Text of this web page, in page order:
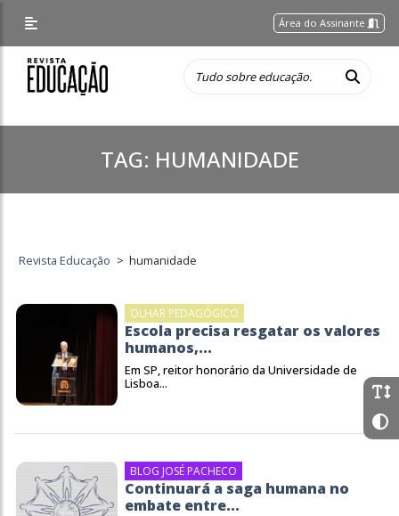
Área do Assinante
TAG: HUMANIDADE
Revista Educação > humanidade
OLHAR PEDAGÓGICO
Escola precisa resgatar os valores
humanos,...
Em SP, reitor honorário da Universidade de
Lisboa...
BLOG JOSÉ PACHECO
Continuará a saga humana no
embate entre...